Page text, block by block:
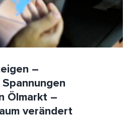
–
Ölmarkt –
verändert